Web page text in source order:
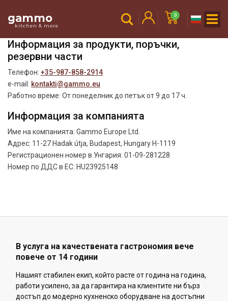
gammo
kitchen & more
0
Информация за продукти, поръчки,
резервни части
Телефон: +35-987-858-2914
e-mail: kontakti@gammo.eu
Работно време: От понеделник до петък от 9 до 17 ч.
Информация за компанията
Име на компанията: Gammo Europe Ltd.
Адрес: 11-27 Hadak útja, Budapest, Hungary H-1119
Регистрационен номер в Унгария: 01-09-281228
Номер по ДДС в ЕС: HU23925148
В услуга на качествената гастрономия вече
повече от 14 години
Нашият стабилен екип, който расте от година на година,
работи усилено, за да гарантира на клиентите ни бърз
достъп до модерно кухненско оборудване на достъпни